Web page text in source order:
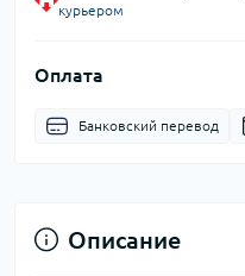
курьером
Оплата
Банковский перевод
Описание